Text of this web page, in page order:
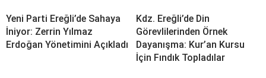
Yeni Parti Ereğli’de Sahaya
İniyor: Zerrin Yılmaz
Erdoğan Yönetimini Açıkladı
Kdz. Ereğli’de Din
Görevlilerinden Örnek
Dayanışma: Kur’an Kursu
İçin Fındık Topladılar